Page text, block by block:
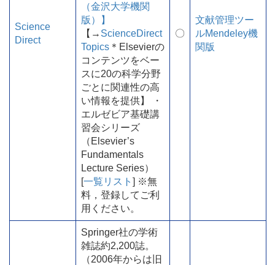
Science
Direct
（金沢大学機関
版）】
【→ ScienceDirect
Topics ＊Elsevierの
コンテンツをベー
スに20の科学分野
ごとに関連性の高
い情報を提供】 ・
エルゼビア基礎講
習会シリーズ
（Elsevier’s
Fundamentals
Lecture Series）
[一覧リスト ] ※無
料，登録してご利
用ください。
〇
文献管理ツー
ルMendeley機
関版
Springer社の学術
雑誌約2,200誌。
（2006年からは旧